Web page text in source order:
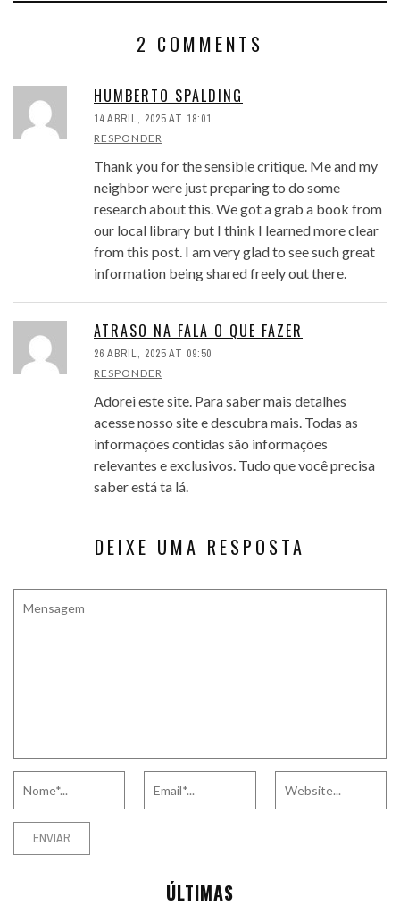
2 COMMENTS
HUMBERTO SPALDING
14 ABRIL, 2025 AT 18:01
RESPONDER
Thank you for the sensible critique. Me and my
neighbor were just preparing to do some
research about this. We got a grab a book from
our local library but I think I learned more clear
from this post. I am very glad to see such great
information being shared freely out there.
ATRASO NA FALA O QUE FAZER
26 ABRIL, 2025 AT 09:50
RESPONDER
Adorei este site. Para saber mais detalhes
acesse nosso site e descubra mais. Todas as
informações contidas são informações
relevantes e exclusivos. Tudo que você precisa
saber está ta lá.
DEIXE UMA RESPOSTA
ÚLTIMAS